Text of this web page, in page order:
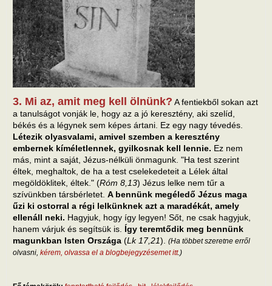
3. Mi az, amit meg kell ölnünk? A fentiekből sokan azt
a tanulságot vonják le, hogy az a jó keresztény, aki szelíd,
békés és a légynek sem képes ártani. Ez egy nagy tévedés.
Létezik olyasvalami, amivel szemben a keresztény
embernek kíméletlennek, gyilkosnak kell lennie. Ez nem
más, mint a saját, Jézus-nélküli önmagunk. "Ha test szerint
éltek, meghaltok, de ha a test cselekedeteit a Lélek által
megöldöklitek, éltek." (Róm 8,13) Jézus lelke nem tűr a
szívünkben társbérletet. A bennünk megéledő Jézus maga
űzi ki ostorral a régi lelkünknek azt a maradékát, amely
ellenáll neki. Hagyjuk, hogy így legyen! Sőt, ne csak hagyjuk,
hanem várjuk és segítsük is. Így teremtődik meg bennünk
magunkban Isten Országa (Lk 17,21). (Ha többet szeretne erről
olvasni, kérem, olvassa el a blogbejegyzésemet itt.)